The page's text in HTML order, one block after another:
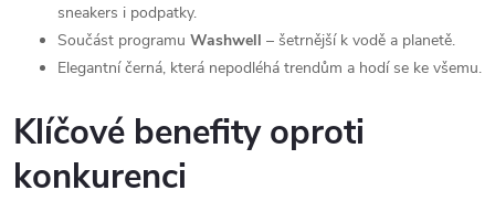
sneakers i podpatky.
Součást programu Washwell – šetrnější k vodě a planetě.
Elegantní černá, která nepodléhá trendům a hodí se ke všemu.
Klíčové benefity oproti
konkurenci